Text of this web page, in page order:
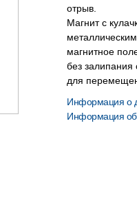
отрыв.
Магнит с
магнитное
без
для
Информация о
Информация об